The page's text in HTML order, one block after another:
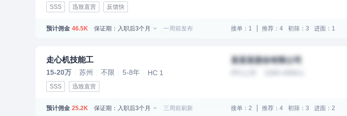
SSS 迅致直营 反馈快
预计佣金 46.5K 保证期：入职后3个月 一周前发布 接单：1 推荐：4 初筛：3 进面：1
走心机技能工
15-20万 苏州 不限 5-8年 HC 1
SSS 迅致直营
某某某股份有限公司
预计佣金 25.2K 保证期：入职后3个月 三周前刷新 接单：2 推荐：4 初筛：3 进面：2